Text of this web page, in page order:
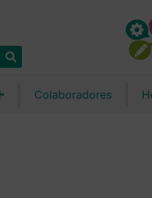
Colaboradores